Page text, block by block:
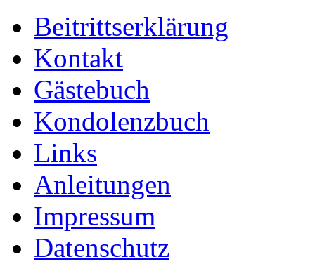
Beitrittserklärung
Kontakt
Gästebuch
Kondolenzbuch
Links
Anleitungen
Impressum
Datenschutz